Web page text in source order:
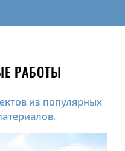
РАБОТЫ
из популярных